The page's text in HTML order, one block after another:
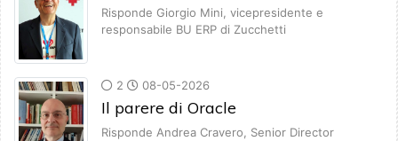
Risponde Giorgio Mini, vicepresidente e
responsabile BU ERP di Zucchetti
2 08-05-2026
Il parere di Oracle
Risponde Andrea Cravero, Senior Director